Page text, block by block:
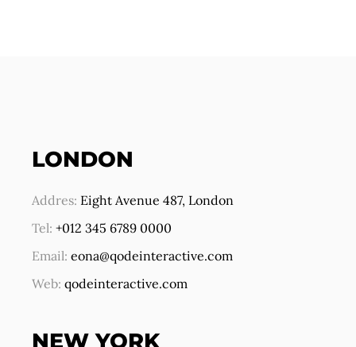
LONDON
Addres: Eight Avenue 487, London
Tel:+012 345 6789 0000
Email:eona@qodeinteractive.com
Web:qodeinteractive.com
NEW YORK